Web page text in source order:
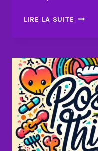
LIRE LA SUITE
POUR
VOTRE
SANTÉ
?